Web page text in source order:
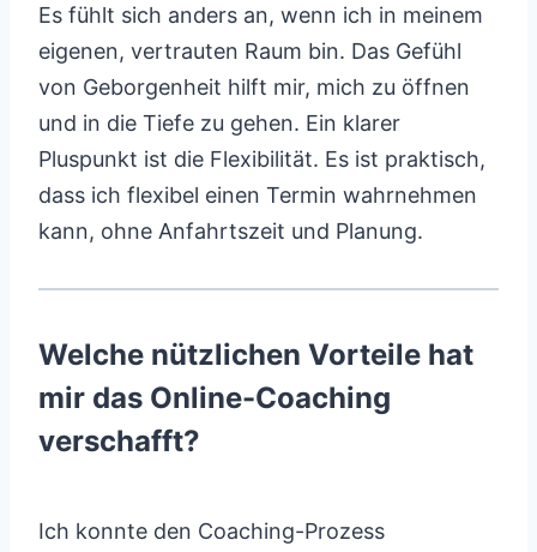
Es fühlt sich anders an, wenn ich in meinem
eigenen, vertrauten Raum bin. Das Gefühl
von Geborgenheit hilft mir, mich zu öffnen
und in die Tiefe zu gehen. Ein klarer
Pluspunkt ist die Flexibilität. Es ist praktisch,
dass ich flexibel einen Termin wahrnehmen
kann, ohne Anfahrtszeit und Planung.
Welche nützlichen Vorteile hat
mir das Online-Coaching
verschafft?
Ich konnte den Coaching-Prozess